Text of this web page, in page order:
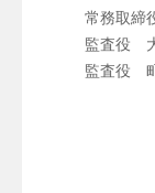
常務取締役
監査役 大
監査役 町